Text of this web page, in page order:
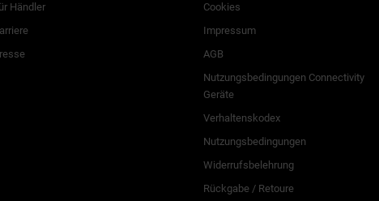
Händler
Cookies
Impressum
AGB
Nutzungsbedingungen Connectivity
Geräte
Verhaltenskodex
Nutzungsbedingungen
Widerrufsbelehrung
Rückgabe / Retoure